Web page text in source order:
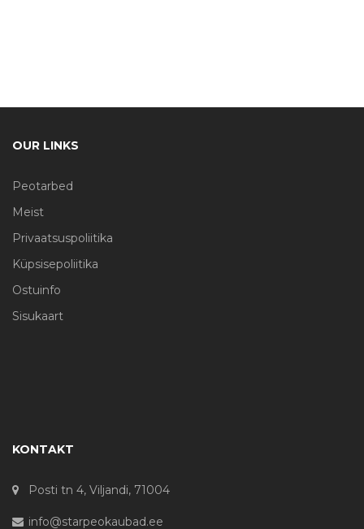
OUR LINKS
Peotarbed
Meist
Privaatsuspoliitika
Küpsisepoliitika
Ostuinfo
Sisukaart
KONTAKT
Posti tn 4, Viljandi, 71004
info@starpeokaubad.ee